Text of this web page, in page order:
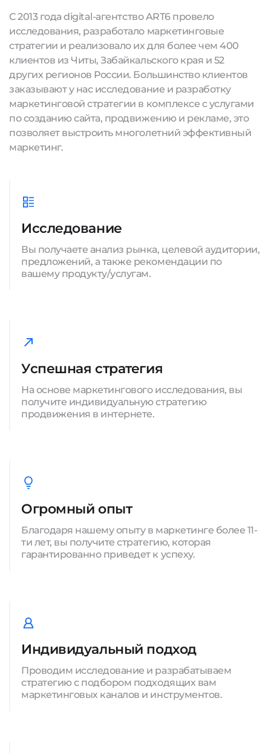
С 2013 года digital-агентство ART6 провело
исследования, разработало маркетинговые
стратегии и реализовало их для более чем 400
клиентов из Читы, Забайкальского края и 52
других регионов России. Большинство клиентов
заказывают у нас исследование и разработку
маркетинговой стратегии в комплексе с услугами
по созданию сайта, продвижению и рекламе, это
позволяет выстроить многолетний эффективный
маркетинг.
Исследование
Вы получаете анализ рынка, целевой аудитории,
предложений, а также рекомендации по
вашему продукту/услугам.
Успешная стратегия
На основе маркетингового исследования, вы
получите индивидуальную стратегию
продвижения в интернете.
Огромный опыт
Благодаря нашему опыту в маркетинге более 11-
ти лет, вы получите стратегию, которая
гарантированно приведет к успеху.
Индивидуальный подход
Проводим исследование и разрабатываем
стратегию с подбором подходящих вам
маркетинговых каналов и инструментов.